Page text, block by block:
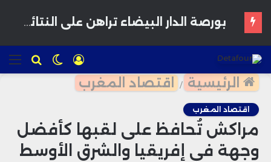
للبحث الوضع
المظلم
تسجيل
الدخول
الرئيسية / اقتصاد المغرب
اقتصاد المغرب
مراكش تُحافظ على لقبها كأفضل
وجهة في إفريقيا والشرق الأوسط